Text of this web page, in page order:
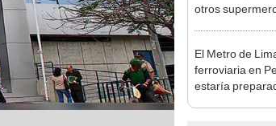
otros
El Metro de
ferroviaria en
estaría